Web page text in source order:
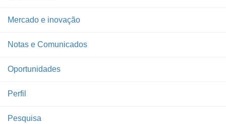
Mercado e inovação
Notas e Comunicados
Oportunidades
Perfil
Pesquisa